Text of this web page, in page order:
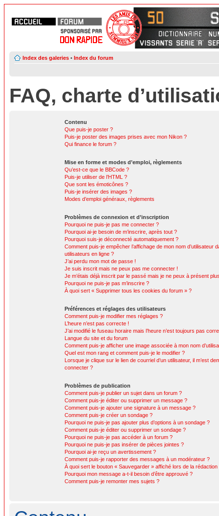
Index des galeries • Index du forum
FAQ, charte
Contenu
Que puis-je poster ?
Puis-je poster des images prises avec mon Nikon ?
Qui finance le forum ?
Mise en forme et modes d’emploi, règlements
Qu’est-ce que le BBCode ?
Puis-je utiliser de l’HTML ?
Que sont les émoticônes ?
Puis-je insérer des images ?
Modes d’emploi généraux, règlements
Problèmes de connexion et d’inscription
Pourquoi ne puis-je pas me connecter ?
Pourquoi ai-je besoin de m’inscrire, après tout ?
Pourquoi suis-je déconnecté automatiquement ?
Comment puis-je empêcher l’affichage de mon nom d’utilisateur
utilisateurs en ligne ?
J’ai perdu mon mot de passe !
Je suis inscrit mais ne peux pas me connecter !
Je m’étais déjà inscrit par le passé mais je ne peux à présent
Pourquoi ne puis-je pas m’inscrire ?
À quoi sert « Supprimer tous les cookies du forum » ?
Préférences et réglages des utilisateurs
Comment puis-je modifier mes réglages ?
L’heure n’est pas correcte !
J’ai modifié le fuseau horaire mais l’heure n’est toujours pas
Langue du site et du forum
Comment puis-je afficher une image associée à mon nom
Quel est mon rang et comment puis-je le modifier ?
Lorsque je clique sur le lien de courriel d’un utilisateur, il m’est
connecter ?
Problèmes de publication
Comment puis-je publier un sujet dans un forum ?
Comment puis-je éditer ou supprimer un message ?
Comment puis-je ajouter une signature à un message ?
Comment puis-je créer un sondage ?
Pourquoi ne puis-je pas ajouter plus d’options à un sondage ?
Comment puis-je éditer ou supprimer un sondage ?
Pourquoi ne puis-je pas accéder à un forum ?
Pourquoi ne puis-je pas insérer de pièces jointes ?
Pourquoi ai-je reçu un avertissement ?
Comment puis-je rapporter des messages à un modérateur ?
À quoi sert le bouton « Sauvegarder » affiché lors de la rédaction
Pourquoi mon message a-t-il besoin d’être approuvé ?
Comment puis-je remonter mes sujets ?